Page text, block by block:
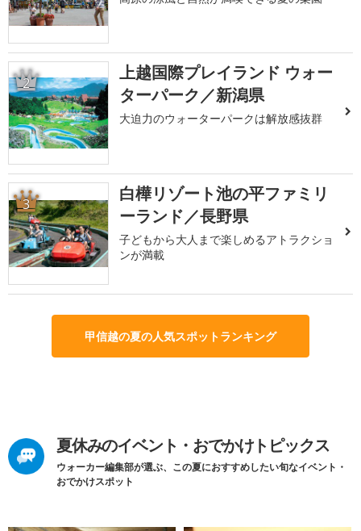
2
上越国際プレイランド ウォー
ターパーク／新潟県
大迫力のウォーターパークは解放感抜群
3
白樺リゾート池の平ファミリ
ーランド／長野県
子どもから大人まで楽しめるアトラクショ
ンが満載
甲信越の夏の人気スポットランキング
夏休みのイベント・おでかけトピックス
ウォーカー編集部が選ぶ、この夏におすすめしたい旬なイベント・
おでかけスポット